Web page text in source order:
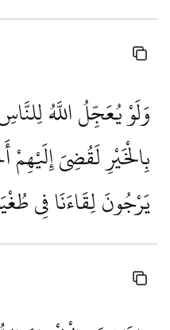
وَلَوْ يُعَجِّلُ اللَّهُ
بِالْخَيْرِ لَقُضِيَ إِلَيْهِمْ
يَرْجُونَ لِقَاءَنَا فِي